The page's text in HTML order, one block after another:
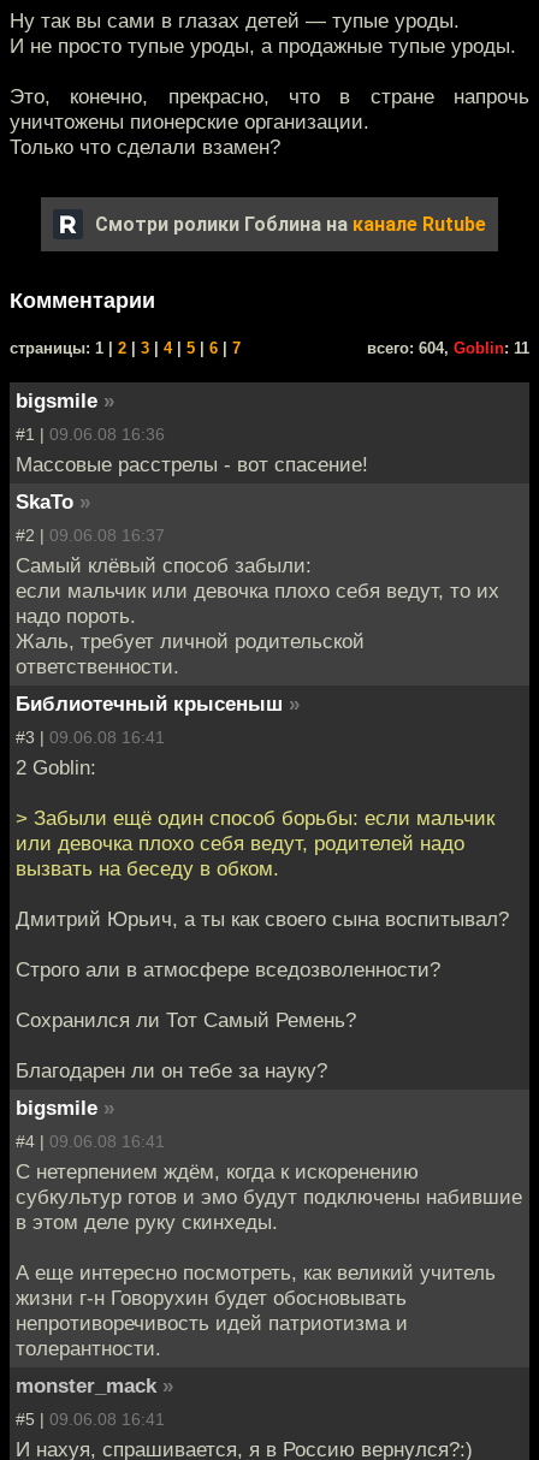
Ну так вы сами в глазах детей — тупые уроды.
И не просто тупые уроды, а продажные тупые уроды.
Это, конечно, прекрасно, что в стране напрочь
уничтожены пионерские организации.
Только что сделали взамен?
Смотри ролики Гоблина на канале Rutube
Комментарии
cтраницы: 1 | 2 3 4| 5 6 7 всего: 604, Goblin: 11
bigsmile »
#1 | 09.06.08 16:36
Массовые расстрелы - вот спасение!
SkaTo »
#2 | 09.06.08 16:37
Самый клёвый способ забыли:
если мальчик или девочка плохо себя ведут, то их
надо пороть.
Жаль, требует личной родительской
ответственности.
Библиотечный крысеныш »
#3 | 09.06.08 16:41
2 Goblin:
> Забыли ещё один способ борьбы: если мальчик
или девочка плохо себя ведут, родителей надо
вызвать на беседу в обком.
Дмитрий Юрьич, а ты как своего сына воспитывал?
Строго али в атмосфере вседозволенности?
Сохранился ли Тот Самый Ремень?
Благодарен ли он тебе за науку?
bigsmile »
#4 | 09.06.08 16:41
С нетерпением ждём, когда к искоренению
субкультур готов и эмо будут подключены набившие
в этом деле руку скинхеды.
А еще интересно посмотреть, как великий учитель
жизни г-н Говорухин будет обосновывать
непротиворечивость идей патриотизма и
толерантности.
monster_mack »
#5 | 09.06.08 16:41
И нахуя, спрашивается, я в Россию вернулся?:)